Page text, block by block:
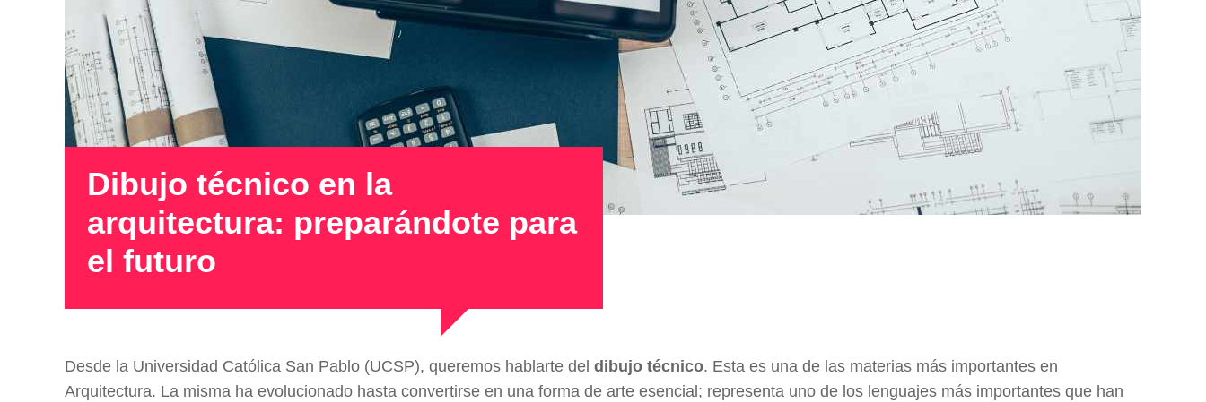
Dibujo técnico en la
arquitectura: preparándote para
el futuro
Desde la Universidad Católica San Pablo (UCSP), queremos hablarte del dibujo técnico. Esta es una de las materias más importantes en
Arquitectura. La misma ha evolucionado hasta convertirse en una forma de arte esencial; representa uno de los lenguajes más importantes que han